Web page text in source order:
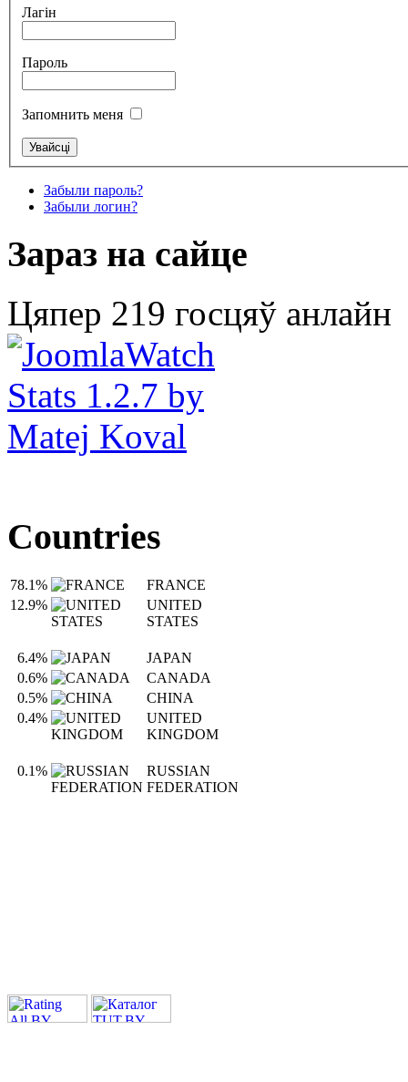
Лагін
Пароль
Запомнить меня
Забыли пароль?
Забыли логин?
Зараз на сайце
Цяпер 219 госцяў анлайн
Countries
78.1%
FRANCE
12.9%
UNITED
STATES
6.4%
JAPAN
0.6%
CANADA
0.5%
CHINA
0.4%
UNITED
KINGDOM
0.1%
RUSSIAN
FEDERATION